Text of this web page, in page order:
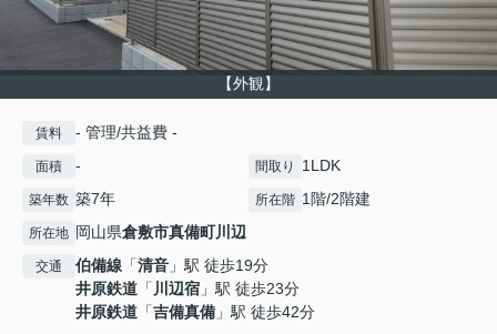
【外観】
賃料 - 管理/共益費 -
面積 - 間取り 1LDK
築年数 築7年 所在階 1階/2階建
所在地 岡山県倉敷市真備町川辺
交通 伯備線 「清音 」駅 徒歩19分
井原鉄道 「 川辺宿 」駅 徒歩23分
井原鉄道 「吉備真備 」駅 徒歩42分